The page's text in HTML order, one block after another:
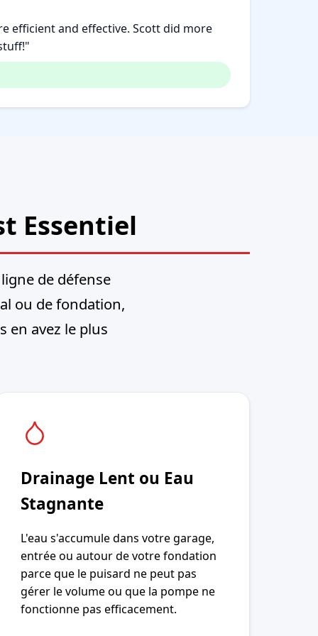
efficient and effective. Scott did more
Essentiel
de défense
ou de fondation,
en avez le plus
Drainage Lent ou Eau
Stagnante
L'eau s'accumule dans votre garage,
entrée ou autour de votre fondation
parce que le puisard ne peut pas
gérer le volume ou que la pompe ne
fonctionne pas efficacement.